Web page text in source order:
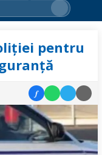
pentru
f